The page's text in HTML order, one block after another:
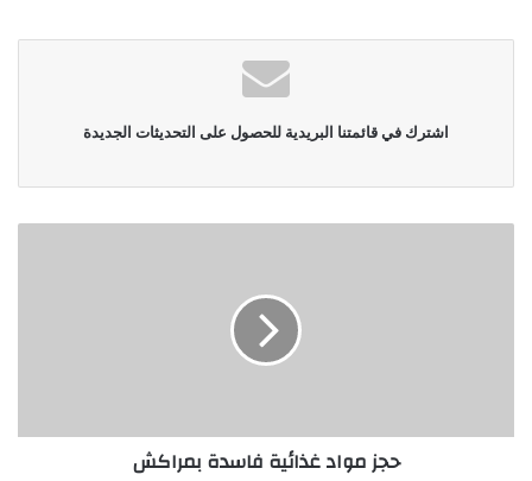
اشترك في قائمتنا البريدية للحصول على التحديثات الجديدة
حجز مواد غذائية فاسدة بمراكش